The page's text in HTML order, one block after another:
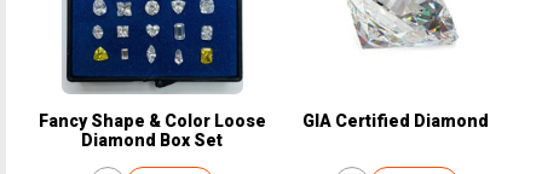
Fancy Shape & Color Loose
Diamond Box Set
GIA Certified Diamond